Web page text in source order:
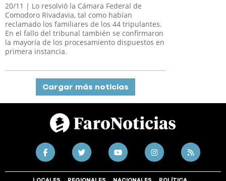
20/11 | Lo resolvió la Cámara Federal de
Comodoro Rivadavia, tal como habían
reclamado los familiares de los 44 tripulantes.
En el fallo del tribunal también se confirmaron
la mayoría de los procesamiento dispuestos en
primera instancia.
Cargar más noticias